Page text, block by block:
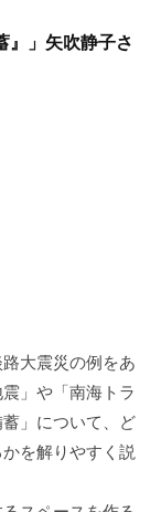
』」矢吹静子さ
大震災の例をあ
」や「南海トラ
」について、ど
を解りやすく説